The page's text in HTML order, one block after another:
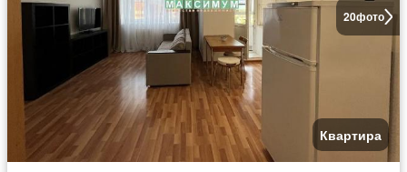
20фото
Квартира